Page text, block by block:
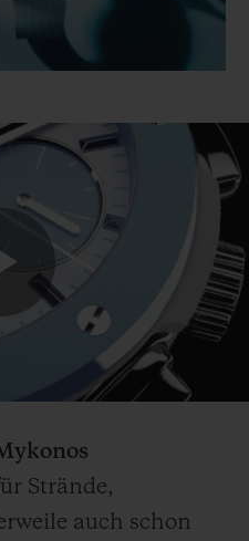
Play
Video
Strände,
auch schon